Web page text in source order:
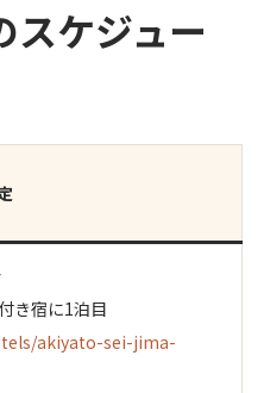
スケジュー
き宿に1泊目
akiyato-sei-jima-